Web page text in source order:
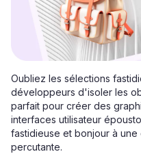
Oubliez les sélections
développeurs d'isoler les
parfait pour créer des
interfaces utilisateur
fastidieuse et bonjour à
percutante.